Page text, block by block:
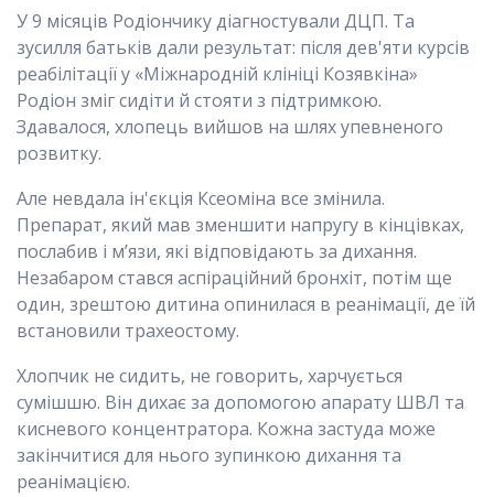
У 9 місяців Родіончику діагностували ДЦП. Та
зусилля батьків дали результат: після дев'яти курсів
реабілітації у «Міжнародній клініці Козявкіна»
Родіон зміг сидіти й стояти з підтримкою.
Здавалося, хлопець вийшов на шлях упевненого
розвитку.
Але невдала ін'єкція Ксеоміна все змінила.
Препарат, який мав зменшити напругу в кінцівках,
послабив і м’язи, які відповідають за дихання.
Незабаром стався аспіраційний бронхіт, потім ще
один, зрештою дитина опинилася в реанімації, де їй
встановили трахеостому.
Хлопчик не сидить, не говорить, харчується
сумішшю. Він дихає за допомогою апарату ШВЛ та
кисневого концентратора. Кожна застуда може
закінчитися для нього зупинкою дихання та
реанімацією.